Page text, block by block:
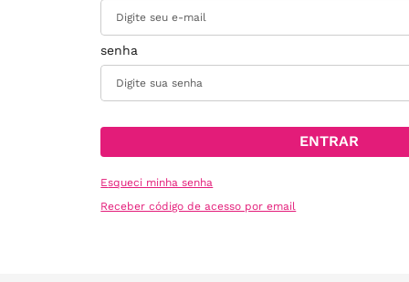
Esqueci minha senha
ENTRAR
Receber código de acesso por email